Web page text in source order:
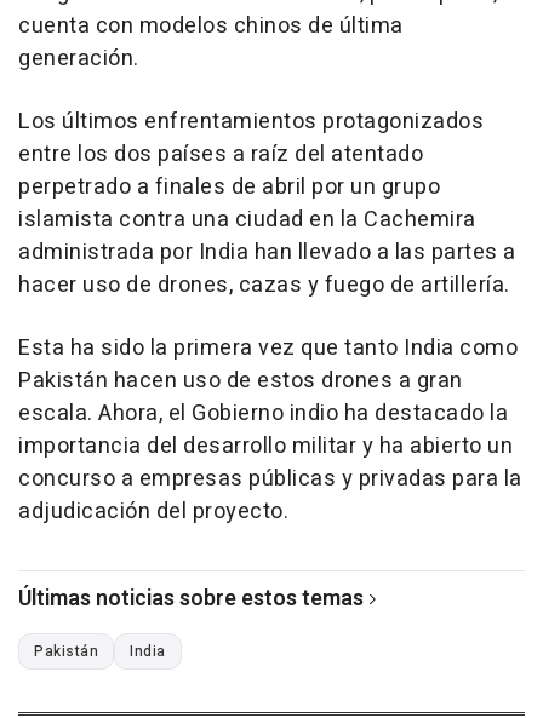
cuenta con modelos chinos de última
generación.
Los últimos enfrentamientos protagonizados
entre los dos países a raíz del atentado
perpetrado a finales de abril por un grupo
islamista contra una ciudad en la Cachemira
administrada por India han llevado a las partes a
hacer uso de drones, cazas y fuego de artillería.
Esta ha sido la primera vez que tanto India como
Pakistán hacen uso de estos drones a gran
escala. Ahora, el Gobierno indio ha destacado la
importancia del desarrollo militar y ha abierto un
concurso a empresas públicas y privadas para la
adjudicación del proyecto.
Últimas noticias sobre estos temas
Pakistán India